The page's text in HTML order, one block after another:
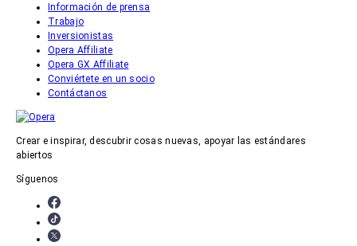
Información de prensa
Trabajo
Inversionistas
Opera Affiliate
Opera GX Affiliate
Conviértete en un socio
Contáctanos
Crear e inspirar, descubrir cosas nuevas, apoyar las estándares
abiertos
Síguenos